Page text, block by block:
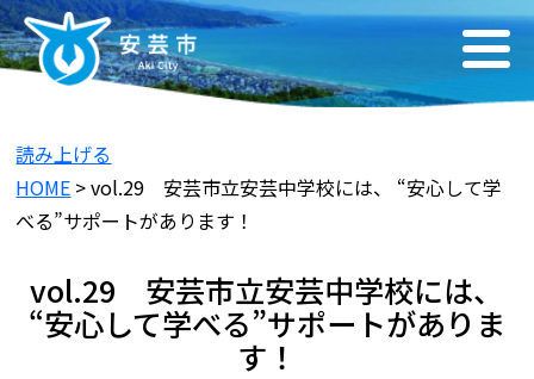
読み上げる
HOME > vol.29 安芸市立安芸中学校には、 “安心して学
べる”サポートがあります！
vol.29 安芸市立安芸中学校には、
“安心して学べる”サポートがありま
す！